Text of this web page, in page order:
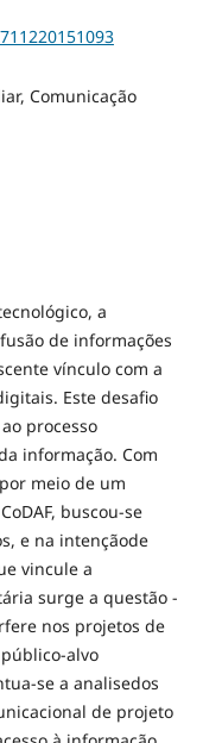
Comunicação
a
de informações
vínculo com a
Este desafio
processo
informação. Com
meio de um
buscou-se
e na intençãode
vincule a
surge a questão -
nos projetos de
alvo
se a analisedos
de projeto